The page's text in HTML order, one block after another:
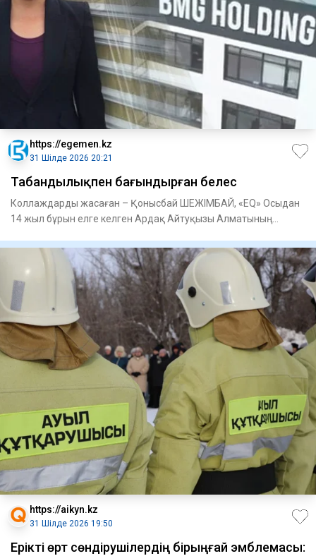
https://egemen.kz
31 Шілде 2026 20:21
Табандылықпен бағындырған белес
Коллаждарды жасаған – Қонысбай ШЕЖІМБАЙ, «EQ» Осыдан
14 жыл бұрын елге келген Ардақ Айтуқызы Алматы­ның
https://aikyn.kz
31 Шілде 2026 19:50
Ерікті өрт сөндірушілердің бірыңғай эмблемасы: